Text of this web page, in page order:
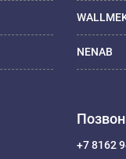
NENAB
+7 8162